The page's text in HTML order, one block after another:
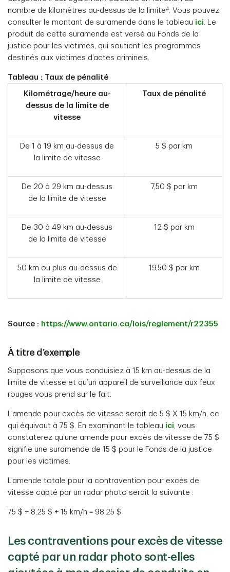
nombre de kilomètres au-dessus de la limite4. Vous pouvez
consulter le montant de suramende dans le tableau ici. Le
produit de cette suramende est versé au Fonds de la
justice pour les victimes, qui soutient les programmes
destinés aux victimes d’actes criminels.
Tableau : Taux de pénalité
Kilométrage/heure au-
dessus de la limite de
vitesse
Taux de pénalité
De 1 à 19 km au-dessus de
la limite de vitesse
5 $ par km
De 20 à 29 km au-dessus
de la limite de vitesse
7,50 $ par km
De 30 à 49 km au-dessus
de la limite de vitesse
12 $ par km
50 km ou plus au-dessus de
la limite de vitesse
19,50 $ par km
Source : https://www.ontario.ca/lois/reglement/r22355
À titre d’exemple
Supposons que vous conduisiez à 15 km au-dessus de la
limite de vitesse et qu’un appareil de surveillance aux feux
rouges vous prend sur le fait.
L’amende pour excès de vitesse serait de 5 $ X 15 km/h, ce
qui équivaut à 75 $. En examinant le tableau ici, vous
constaterez qu’une amende pour excès de vitesse de 75 $
signifie une suramende de 15 $ pour le Fonds de la justice
pour les victimes.
L’amende totale pour la contravention pour excès de
vitesse capté par un radar photo serait la suivante :
75 $ + 8,25 $ + 15 km/h = 98,25 $
Les contraventions pour excès de vitesse
capté par un radar photo sont-elles